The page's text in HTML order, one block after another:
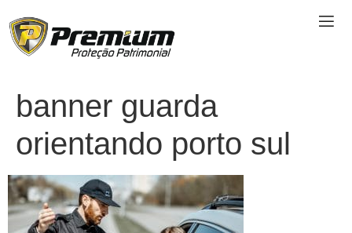
banner guarda
orientando porto sul